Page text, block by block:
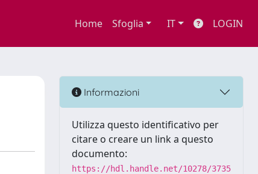
Home Sfoglia IT LOGIN
Informazioni
Utilizza questo identificativo per
citare o creare un link a questo
documento:
https://hdl.handle.net/10278/3735